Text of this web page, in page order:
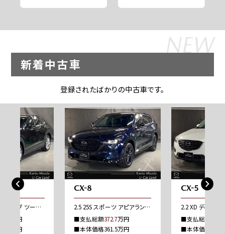
新着中古車
登録されたばかりの中古車です。
NEW
1.8 XD プロアクティブ ツーリングセレクション ディーゼルターボ
万円
万円
CX-8
2.5 25S スポーツ アピアランス 4WD
■支払総額372.7万円
■本体価格361.5万円
CX-5
2.2 XD ディーゼ
■支払総額
■本体価格86.1